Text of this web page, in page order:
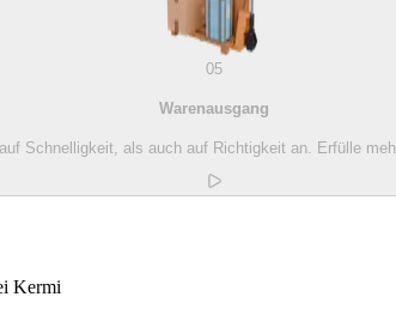
05
Warenausgang
Schnelligkeit, als auch auf Richtigkeit an. Erfülle
Kermi